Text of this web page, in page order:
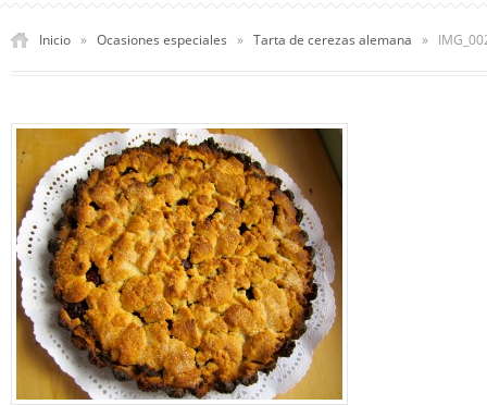
Inicio » Ocasiones especiales » Tarta de cerezas alemana »